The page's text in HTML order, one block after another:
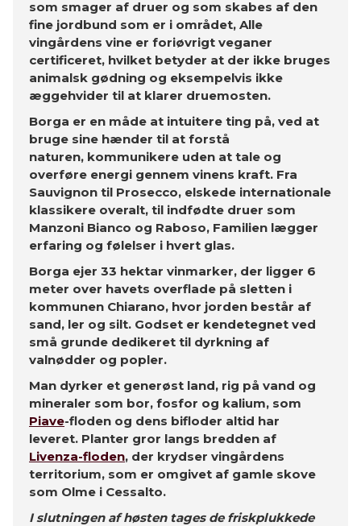
som smager af druer og som skabes af den
fine jordbund som er i området, Alle
vingårdens vine er foriøvrigt veganer
certificeret, hvilket betyder at der ikke bruges
animalsk gødning og eksempelvis ikke
æggehvider til at klarer druemosten.
Borga er en måde at intuitere ting på, ved at
bruge sine hænder til at forstå
naturen, kommunikere uden at tale og
overføre energi gennem vinens kraft. Fra
Sauvignon til Prosecco, elskede internationale
klassikere overalt, til indfødte druer som
Manzoni Bianco og Raboso, Familien lægger
erfaring og følelser i hvert glas.
Borga ejer 33 hektar vinmarker, der ligger 6
meter over havets overflade på sletten i
kommunen Chiarano, hvor jorden består af
sand, ler og silt. Godset er kendetegnet ved
små grunde dedikeret til dyrkning af
valnødder og popler.
Man dyrker et generøst land, rig på vand og
mineraler som bor, fosfor og kalium, som
Piave-floden og dens bifloder altid har
leveret. Planter gror langs bredden af ​​
Livenza-floden, der krydser vingårdens
territorium, som er omgivet af gamle skove
som Olme i Cessalto.
I slutningen af ​​høsten tages de friskplukkede